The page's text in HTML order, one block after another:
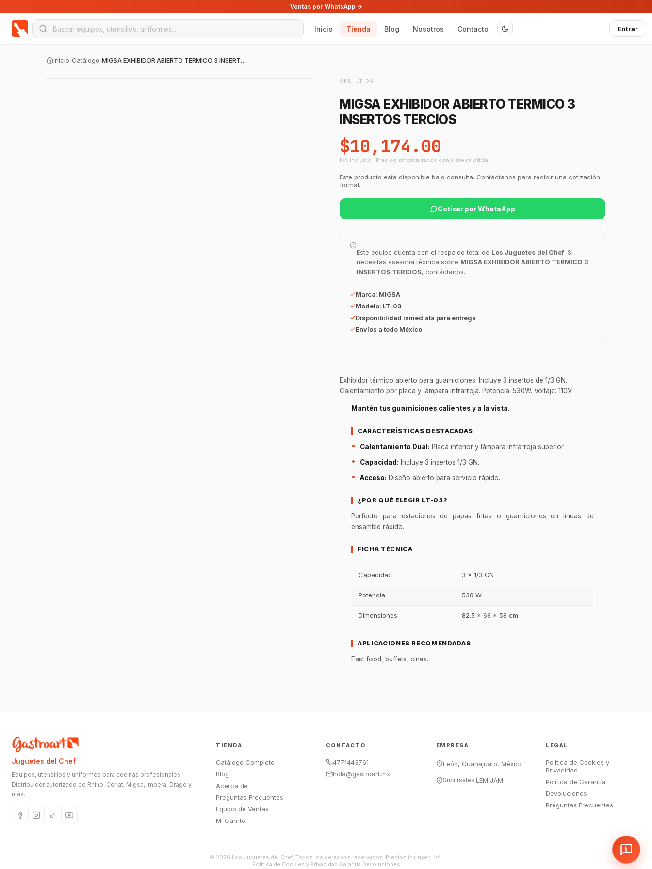
Ventas por WhatsApp →
Inicio Tienda Blog Nosotros Contacto Entrar
Inicio/Catálogo/ MIGSA EXHIBIDOR ABIERTO TERMICO 3 INSERTOS TERCIOS
SKU: LT-03
MIGSA EXHIBIDOR ABIERTO TERMICO 3
INSERTOS TERCIOS
$10,174.00
IVA incluido · Precios sincronizados con sistema oficial
Este producto está disponible bajo consulta. Contáctanos para recibir una cotización
formal.
Cotizar por WhatsApp
Este equipo cuenta con el respaldo total de Los Juguetes del Chef. Si
necesitas asesoría técnica sobre MIGSA EXHIBIDOR ABIERTO TERMICO 3
INSERTOS TERCIOS, contáctanos.
Marca: MIGSA
Modelo: LT-03
Disponibilidad inmediata para entrega
Envíos a todo México
Exhibidor térmico abierto para guarniciones. Incluye 3 insertos de 1/3 GN.
Calentamiento por placa y lámpara infrarroja. Potencia: 530W. Voltaje: 110V.
Mantén tus guarniciones calientes y a la vista.
CARACTERÍSTICAS DESTACADAS
Calentamiento Dual: Placa inferior y lámpara infrarroja superior.
Capacidad: Incluye 3 insertos 1/3 GN.
Acceso: Diseño abierto para servicio rápido.
¿POR QUÉ ELEGIR LT-03?
Perfecto para estaciones de papas fritas o guarniciones en líneas de
ensamble rápido.
FICHA TÉCNICA
Capacidad 3 x 1/3 GN
Potencia 530 W
Dimensiones 82.5 x 66 x 58 cm
APLICACIONES RECOMENDADAS
Fast food, buffets, cines.
GastroBot
Métodos de envío y entrega
Ver sucursales y contacto
Juguetes del Chef
Equipos, utensilios y uniformes para cocinas profesionales.
Distribuidor autorizado de Rhino, Coriat, Migsa, Imbera, Drago y
más.
TIENDA
Catálogo Completo
Blog
Acerca de
Preguntas Frecuentes
Equipo de Ventas
Mi Carrito
CONTACTO
4771443761
hola@gastroart.mx
EMPRESA
León, Guanajuato, México
Sucursales:LEM JAM
LEGAL
Política de Cookies y
Privacidad
Política de Garantía
Devoluciones
Preguntas Frecuentes
© 2026 Los Juguetes del Chef. Todos los derechos reservados. Precios incluyen IVA.
Política de Cookies y Privacidad Garantía Devoluciones